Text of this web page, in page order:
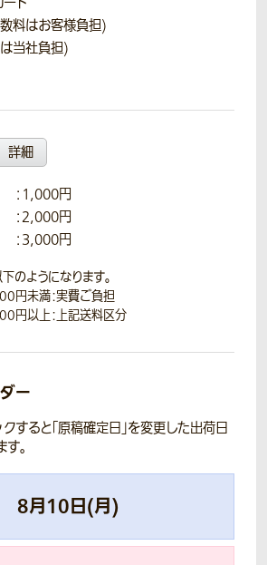
料はお客様負担)
当社負担)
詳細
：1,000円
：2,000円
：3,000円
のようになります。
円未満：実費ご負担
円以上：上記送料区分
ー
すると「原稿確定日」を変更した出荷日
。
8月10日(月)